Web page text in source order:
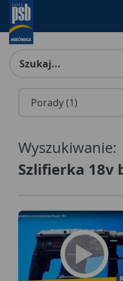
Wyszukiwanie:
Szlifierka 18v